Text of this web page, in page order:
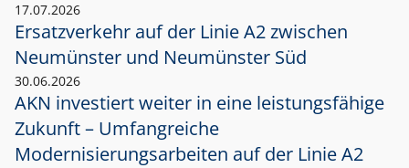
17.07.2026
Ersatzverkehr auf der Linie A2 zwischen
Neumünster und Neumünster Süd
30.06.2026
AKN investiert weiter in eine leistungsfähige
Zukunft – Umfangreiche
Modernisierungsarbeiten auf der Linie A2